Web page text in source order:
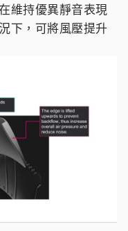
維持優異靜音表現
下，可將風壓提升